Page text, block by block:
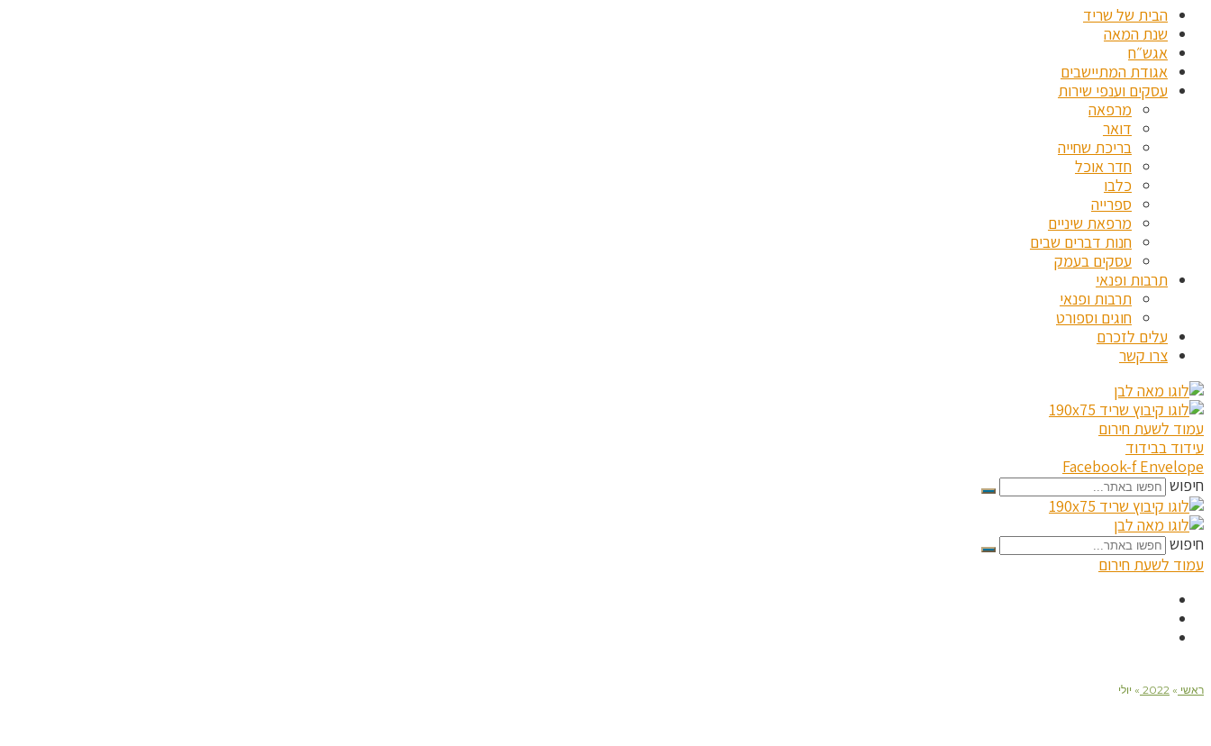
הבית של שריד
שנת המאה
אגש״ח
אגודת המתיישבים
עסקים וענפי שירות
מרפאה
דואר
בריכת שחייה
חדר אוכל
כלבו
ספרייה
מרפאת שיניים
חנות דברים שבים
עסקים בעמק
תרבות ופנאי
תרבות ופנאי
חוגים וספורט
עלים לזכרם
צרו קשר
עמוד לשעת חירום
עידוד בבידוד
Facebook-f Envelope
חיפוש
חיפוש
עמוד לשעת חירום
ראשי »
2022
» יולי